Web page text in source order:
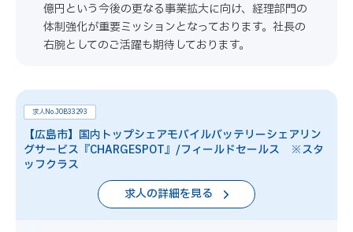
億円という今後の更なる事業拡大に向け、経理部門の
体制強化が重要ミッションとなっております。社長の
右腕としてのご活躍も期待しております。
求人No.JOB33293
【広島市】国内トップシェアモバイルバッテリーシェアリン
グサービス『CHARGESPOT』/フィールドセールス ※スタ
ッフクラス
求人の詳細を見る